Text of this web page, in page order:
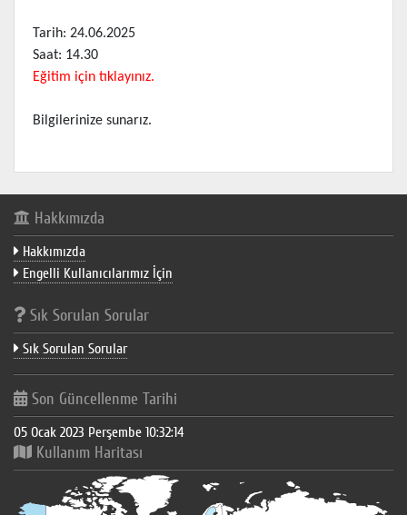
Tarih: 24.06.2025
Saat: 14.30
Eğitim için tıklayınız.
Bilgilerinize sunarız.
Hakkımızda
Hakkımızda
Engelli Kullanıcılarımız İçin
Sık Sorulan Sorular
Sık Sorulan Sorular
Son Güncellenme Tarihi
05 Ocak 2023 Perşembe 10:32:14
Kullanım Haritası